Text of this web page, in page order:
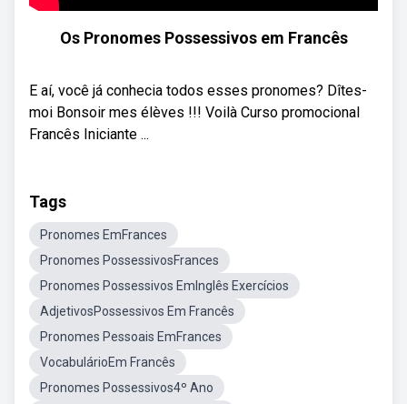
Os Pronomes Possessivos em Francês
E aí, você já conhecia todos esses pronomes? Dîtes-
moi Bonsoir mes élèves !!! Voilà Curso promocional
Francês Iniciante ...
Tags
Pronomes EmFrances
Pronomes PossessivosFrances
Pronomes Possessivos EmInglês Exercícios
AdjetivosPossessivos Em Francês
Pronomes Pessoais EmFrances
VocabulárioEm Francês
Pronomes Possessivos4º Ano